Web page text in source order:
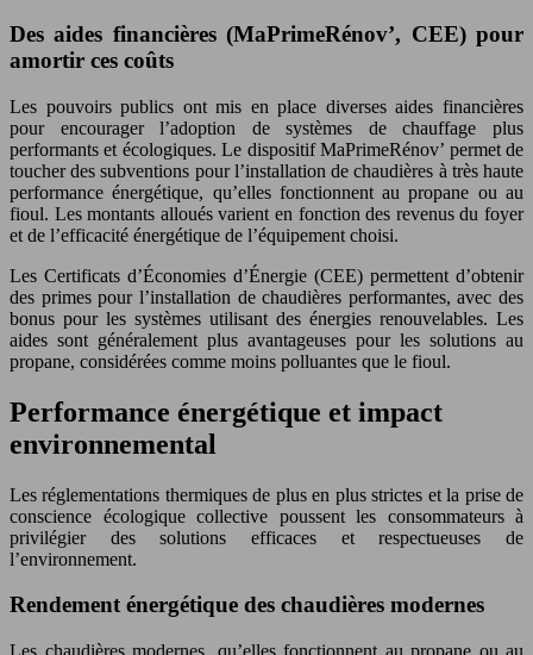
Des aides financières (MaPrimeRénov’, CEE) pour
amortir ces coûts
Les pouvoirs publics ont mis en place diverses aides financières
pour encourager l’adoption de systèmes de chauffage plus
performants et écologiques. Le dispositif MaPrimeRénov’ permet de
toucher des subventions pour l’installation de chaudières à très haute
performance énergétique, qu’elles fonctionnent au propane ou au
fioul. Les montants alloués varient en fonction des revenus du foyer
et de l’efficacité énergétique de l’équipement choisi.
Les Certificats d’Économies d’Énergie (CEE) permettent d’obtenir
des primes pour l’installation de chaudières performantes, avec des
bonus pour les systèmes utilisant des énergies renouvelables. Les
aides sont généralement plus avantageuses pour les solutions au
propane, considérées comme moins polluantes que le fioul.
Performance énergétique et impact
environnemental
Les réglementations thermiques de plus en plus strictes et la prise de
conscience écologique collective poussent les consommateurs à
privilégier des solutions efficaces et respectueuses de
l’environnement.
Rendement énergétique des chaudières modernes
Les chaudières modernes, qu’elles fonctionnent au propane ou au